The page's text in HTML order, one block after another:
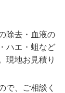
除去・血液の
ハエ・蛆など
現地お見積り
で、ご相談く